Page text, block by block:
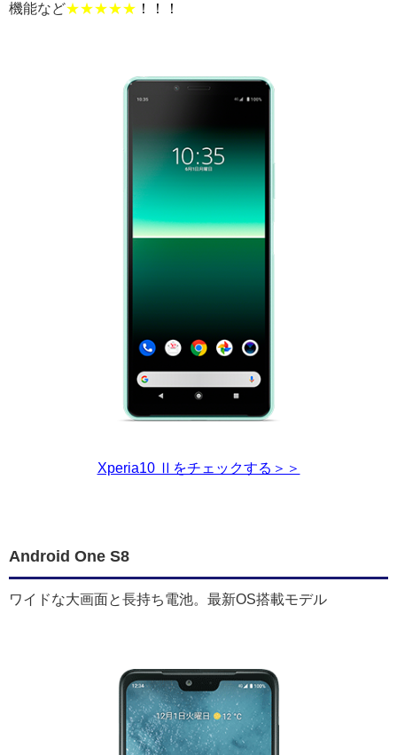
機能など★★★★★ ！！！
Xperia10 Ⅱをチェックする＞＞
Android One S8
ワイドな大画面と長持ち電池。最新OS搭載モデル